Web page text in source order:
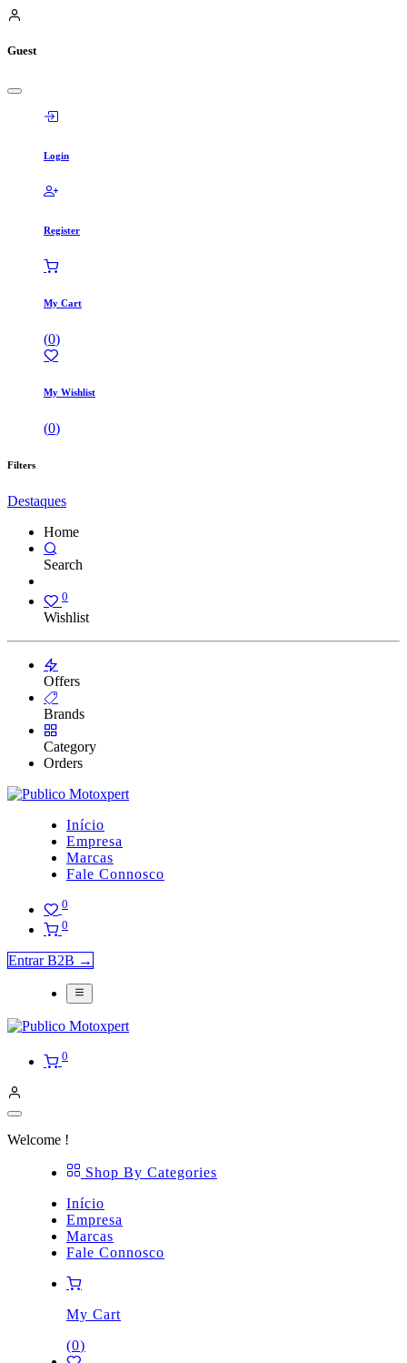
Guest
Login
Register
My Cart
(0)
My Wishlist
(0)
Filters
Destaques
Home
Search
0
Wishlist
Offers
Brands
Category
Orders
Início
Empresa
Marcas
Fale Connosco
0
0
Entrar B2B →
0
Welcome !
Shop By Categories
Início
Empresa
Marcas
Fale Connosco
My Cart
(0)